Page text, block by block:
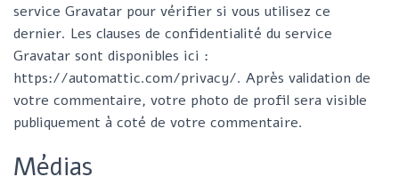
service Gravatar pour vérifier si vous utilisez ce
dernier. Les clauses de confidentialité du service
Gravatar sont disponibles ici :
https://automattic.com/privacy/. Après validation de
votre commentaire, votre photo de profil sera visible
publiquement à coté de votre commentaire.
Médias